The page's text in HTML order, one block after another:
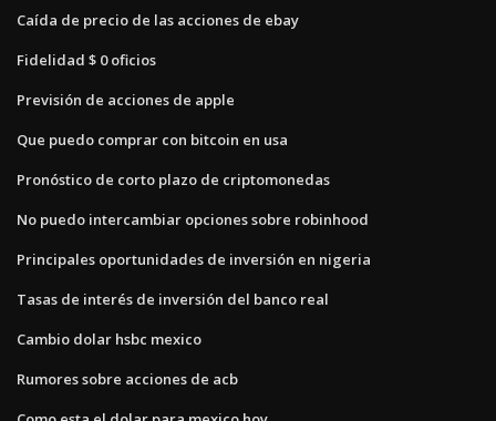
Caída de precio de las acciones de ebay
Fidelidad $ 0 oficios
Previsión de acciones de apple
Que puedo comprar con bitcoin en usa
Pronóstico de corto plazo de criptomonedas
No puedo intercambiar opciones sobre robinhood
Principales oportunidades de inversión en nigeria
Tasas de interés de inversión del banco real
Cambio dolar hsbc mexico
Rumores sobre acciones de acb